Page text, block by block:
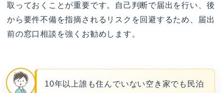
取っておくことが重要です。自己判断で届出を行い、後
から要件不備を指摘されるリスクを回避するため、届出
前の窓口相談を強くお勧めします。
10年以上誰も住んでいない空き家でも民泊